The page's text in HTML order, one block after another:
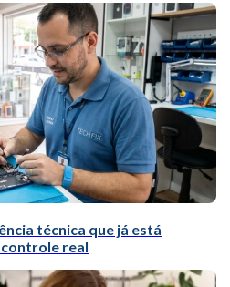
técnica que já está
real